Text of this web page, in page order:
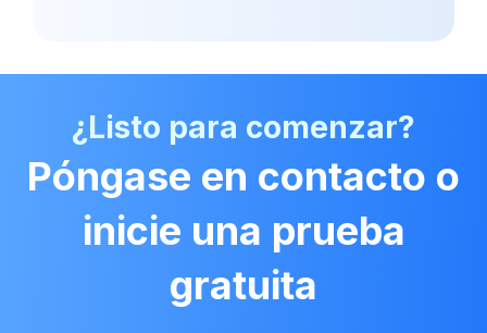
¿Listo para comenzar?
Póngase en contacto o
inicie una prueba
gratuita